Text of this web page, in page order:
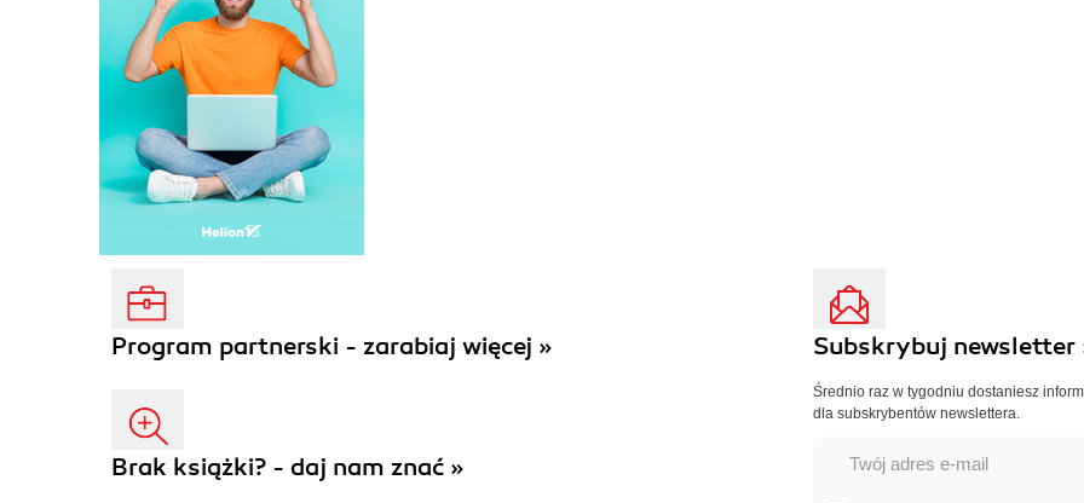
Program partnerski - zarabiaj więcej »
Brak książki? - daj nam znać »
Subskrybuj newsletter
Średnio raz w tygodniu dostaniesz
dla subskrybentów newslettera.